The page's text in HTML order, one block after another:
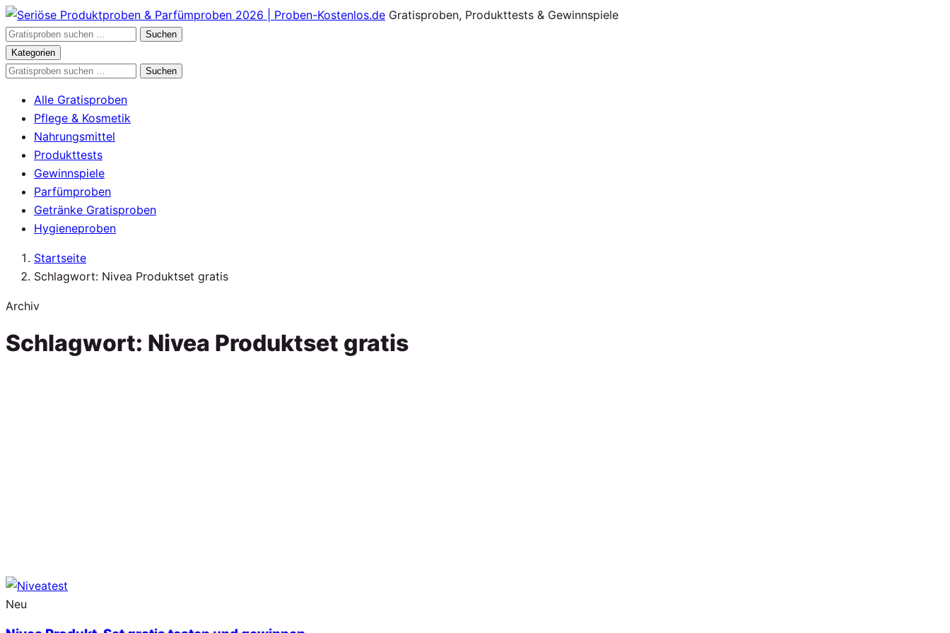
Zum
Inhalt
springen
Gratisproben, Produkttests & Gewinnspiele
Gratisproben
durchsuchen
Suchen
Kategorien
Gratisproben
Suchen
Alle Gratisproben
Pflege & Kosmetik
Nahrungsmittel
Produkttests
Gewinnspiele
Parfümproben
Getränke Gratisproben
Hygieneproben
Startseite
Schlagwort: Nivea Produktset gratis
Archiv
Schlagwort: Nivea Produktset gratis
Neu